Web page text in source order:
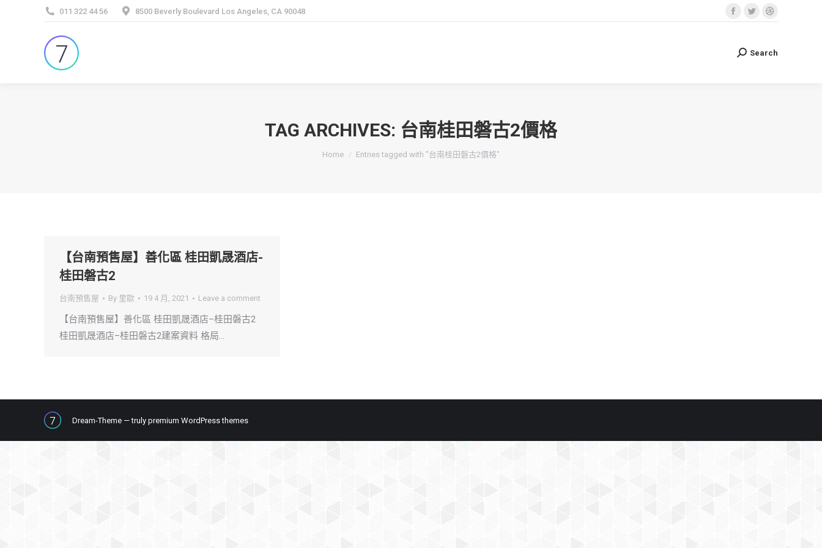
011 322 44 56 8500 Beverly Boulevard Los Angeles, CA 90048
Facebook
opens
Twitter
opens
Dribbble
opens
Search:
Search
TAG ARCHIVES: 台南桂田磐古2價格
You are here:
Home Entries tagged with "台南桂田磐古2價格"
【台南預售屋】善化區 桂田凱晟酒店-
桂田磐古2
台南預售屋 By 里歐 19 4 月, 2021 Leave a comment
【台南預售屋】善化區 桂田凱晟酒店–桂田磐古2
桂田凱晟酒店–桂田磐古2建案資料 格局…
Dream-Theme — truly premium WordPress themes
Search:
Search